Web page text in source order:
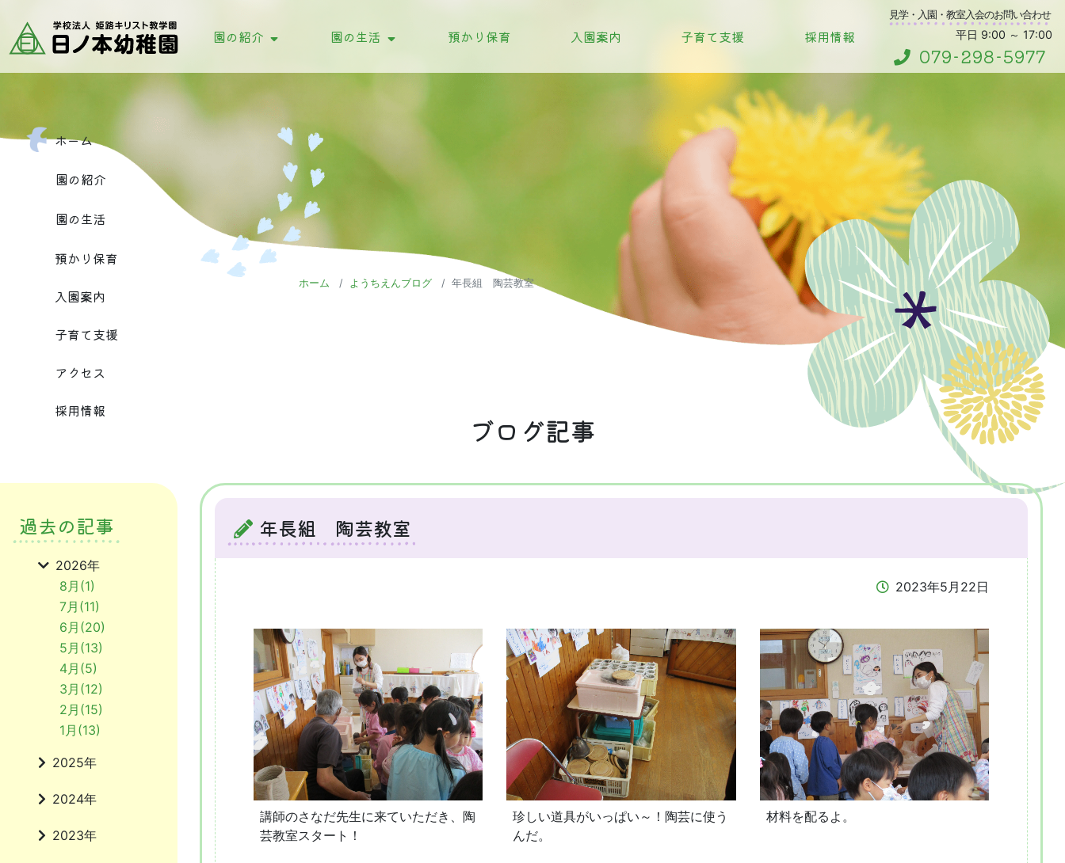
園の紹介
教育理念・目標
これまでの歩み
園の生活 預かり保育 入園案内 子育て支援 採用情報
見学・入園・教室入会のお問い合わせ
平日 9:00 ～ 17:00
079-298-5977
ホーム
園の紹介
園の生活
預かり保育
入園案内
子育て支援
アクセス
採用情報
ホーム ようちえんブログ 年長組 陶芸教室
ブログ記事
年長組 陶芸教室
2023年5月22日
講師のさなだ先生に来ていただき、陶
芸教室スタート！
珍しい道具がいっぱい～！陶芸に使う
んだ。
材料を配るよ。
過去の記事
2026年
8月(1)
7月(11)
6月(20)
5月(13)
4月(5)
3月(12)
2月(15)
1月(13)
2025年
2024年
2023年